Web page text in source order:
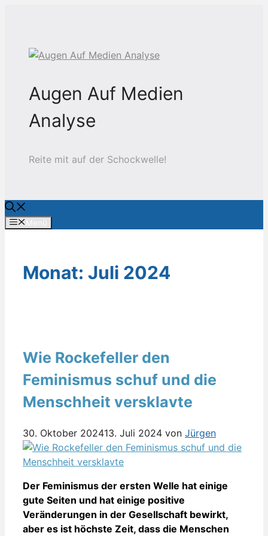
Augen Auf Medien
Analyse
Reite mit auf der Schockwelle!
Menü
Monat: Juli 2024
Wie Rockefeller den
Feminismus schuf und die
Menschheit versklavte
30. Oktober 202413. Juli 2024 von Jürgen
Der Feminismus der ersten Welle hat einige
gute Seiten und hat einige positive
Veränderungen in der Gesellschaft bewirkt,
aber es ist höchste Zeit, dass die Menschen